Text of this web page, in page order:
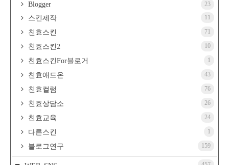
Blogger 23
스킨제작 11
친효스킨 71
친효스킨2 10
친효스킨For블로거 1
친효애드온 43
친효컬럼 76
친효상담소 26
친효교육 24
다른스킨 1
블로그연구 159